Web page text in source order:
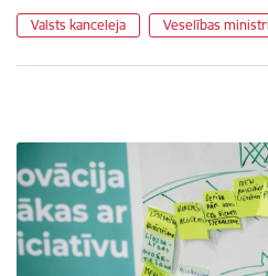
Valsts kanceleja Veselības